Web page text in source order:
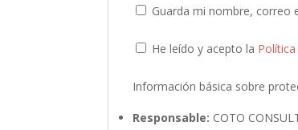
Guarda mi nombre, correo
He leído y acepto la
Información básica sobre
Responsable: COTO